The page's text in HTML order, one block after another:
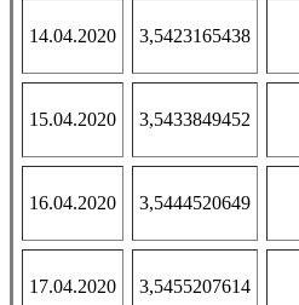
14.04.2020 3,5423165438
15.04.2020 3,5433849452
16.04.2020 3,5444520649
17.04.2020 3,5455207614